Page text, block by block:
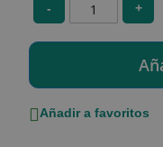
- +
Añadir a favoritos